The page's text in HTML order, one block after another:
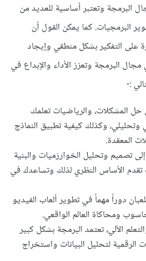
البرمجة وتعتبر أساسية للعديد من
البرمجيات. كما يمكن القول أن
على التفكير بشكل منطقي وإيجاد
البرمجة وتعزز الأداء والإبداع في
:-
المشكلات، والرياضيات تعلمك
وكذلك كيفية تطبيق النماذج
المعقدة.
تصميم وتحليل الخوارزميات والبنية
تقدم الأساس النظري لذلك وتساعدك في
دوراً مهماً في تطوير ألعاب الفيديو
ومحاكاة العالم الواقعي.
الآلي، تعتمد البرمجة بشكل كبير
لتحليل البيانات واستخراج